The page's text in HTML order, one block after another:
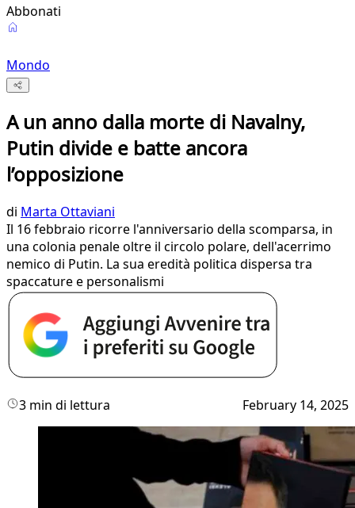
Abbonati
Mondo
A un anno dalla morte di Navalny,
Putin divide e batte ancora
l’opposizione
di Marta Ottaviani
Il 16 febbraio ricorre l'anniversario della scomparsa, in
una colonia penale oltre il circolo polare, dell'acerrimo
nemico di Putin. La sua eredità politica dispersa tra
spaccature e personalismi
3 min di lettura February 14, 2025